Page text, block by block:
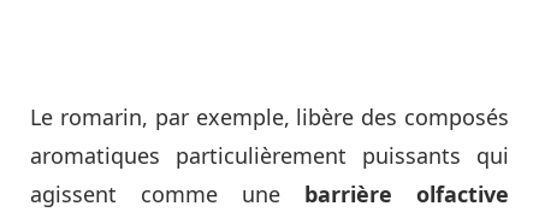
Le romarin, par exemple, libère des composés
aromatiques particulièrement puissants qui
agissent comme une barrière olfactive